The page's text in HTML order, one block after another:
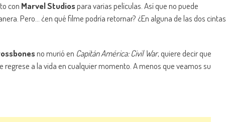
con Marvel Studiospara varias películas. Así que no puede
Pero… ¿en qué filme podría retornar? ¿En alguna de las dos cintas
no murió en Capitán América: Civil War, quiere decir que
a la vida en cualquier momento. A menos que veamos su